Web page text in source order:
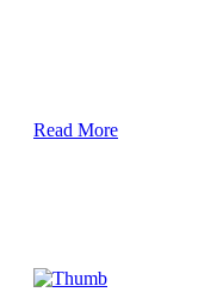
Read More